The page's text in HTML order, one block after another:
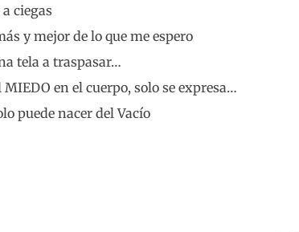
a ciegas
y mejor de lo que me espero
tela a traspasar…
en el cuerpo, solo se expresa…
puede nacer del Vacío